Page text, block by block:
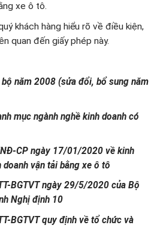
xe ô tô.
khách hàng hiểu rõ về điều kiện,
quan đến giấy phép này.
năm 2008 (sửa đổi, bổ sung năm
mục ngành nghề kinh doanh có
CP ngày 17/01/2020 về kinh
vận tải bằng xe ô tô
BGTVT ngày 29/5/2020 của Bộ
Nghị định 10
BGTVT quy định về tổ chức và